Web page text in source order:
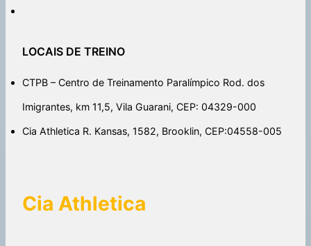
LOCAIS DE TREINO
CTPB – Centro de Treinamento Paralímpico Rod. dos
Imigrantes, km 11,5, Vila Guarani, CEP: 04329-000
Cia Athletica R. Kansas, 1582, Brooklin, CEP:04558-005
Cia Athletica